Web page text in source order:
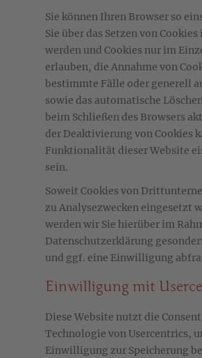
Sie können Ihren Browser so
Sie über das Setzen von
werden und Cookies nur im
erlauben, die Annahme von
bestimmte Fälle oder generell
sowie das automatische
beim Schließen des Browsers
der Deaktivierung von Cookies
Funktionalität dieser Website
sein.
Soweit Cookies von
zu Analysezwecken eingesetzt
werden wir Sie hierüber im
Datenschutzerklärung
und ggf. eine Einwilligung
Einwilligung mit
Diese Website nutzt die
Technologie von Usercentrics,
Einwilligung zur Speicherung